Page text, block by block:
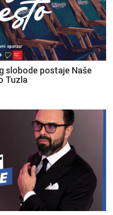
slobode postaje Naše
Tuzla